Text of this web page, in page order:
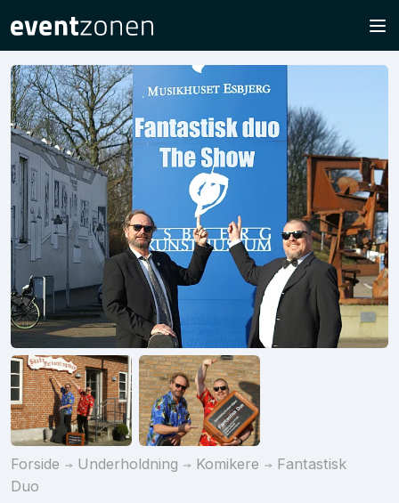
Forside Underholdning Komikere
Fantastisk
Duo